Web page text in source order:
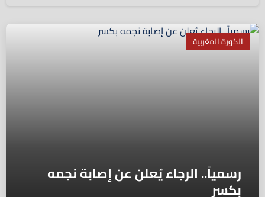
الكورة المغربية
رسمياً.. الرجاء يُعلن عن إصابة نجمه
بكسر